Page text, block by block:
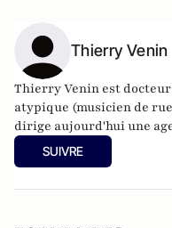
Thierry Venin
Thierry Venin est
atypique (musicien de
dirige aujourd'hui une
il est chercheur associé
SUIVRE